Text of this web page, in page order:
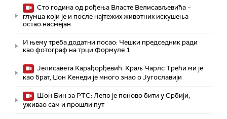
Сто година од рођења Власте Велисављевића –
глумца који је и после најтежих животних искушења
остао насмејан
И њему треба додатни посао: Чешки председник ради
као фотограф на трци Формуле 1
Јелисавета Карађорђевић: Краљ Чарлс Трећи ми је
као брат, Џон Кенеди је много знао о Југославији
Шон Бин за РТС: Лепо је поново бити у Србији,
уживао сам и прошли пут